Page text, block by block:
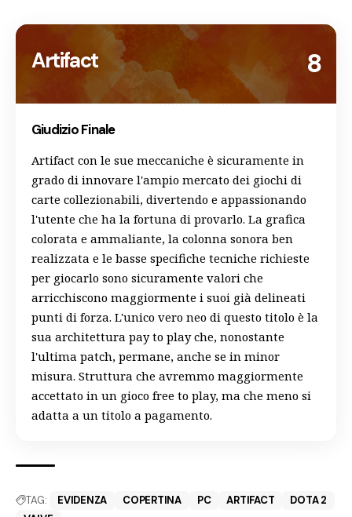
Artifact 8
Giudizio Finale
Artifact con le sue meccaniche è sicuramente in
grado di innovare l'ampio mercato dei giochi di
carte collezionabili, divertendo e appassionando
l'utente che ha la fortuna di provarlo. La grafica
colorata e ammaliante, la colonna sonora ben
realizzata e le basse specifiche tecniche richieste
per giocarlo sono sicuramente valori che
arricchiscono maggiormente i suoi già delineati
punti di forza. L'unico vero neo di questo titolo è la
sua architettura pay to play che, nonostante
l'ultima patch, permane, anche se in minor
misura. Struttura che avremmo maggiormente
accettato in un gioco free to play, ma che meno si
adatta a un titolo a pagamento.
TAG: EVIDENZA COPERTINA PC ARTIFACT
DOTA 2